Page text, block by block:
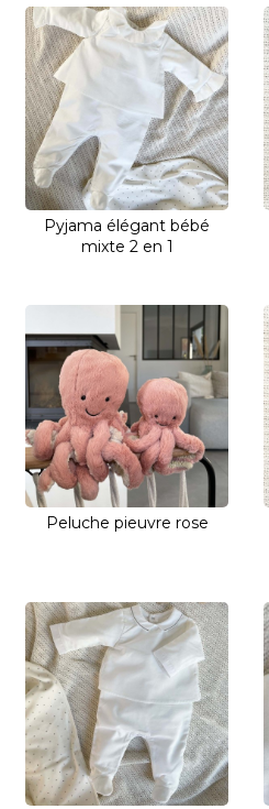
Pyjama élégant bébé
mixte 2 en 1
Peluche pieuvre rose